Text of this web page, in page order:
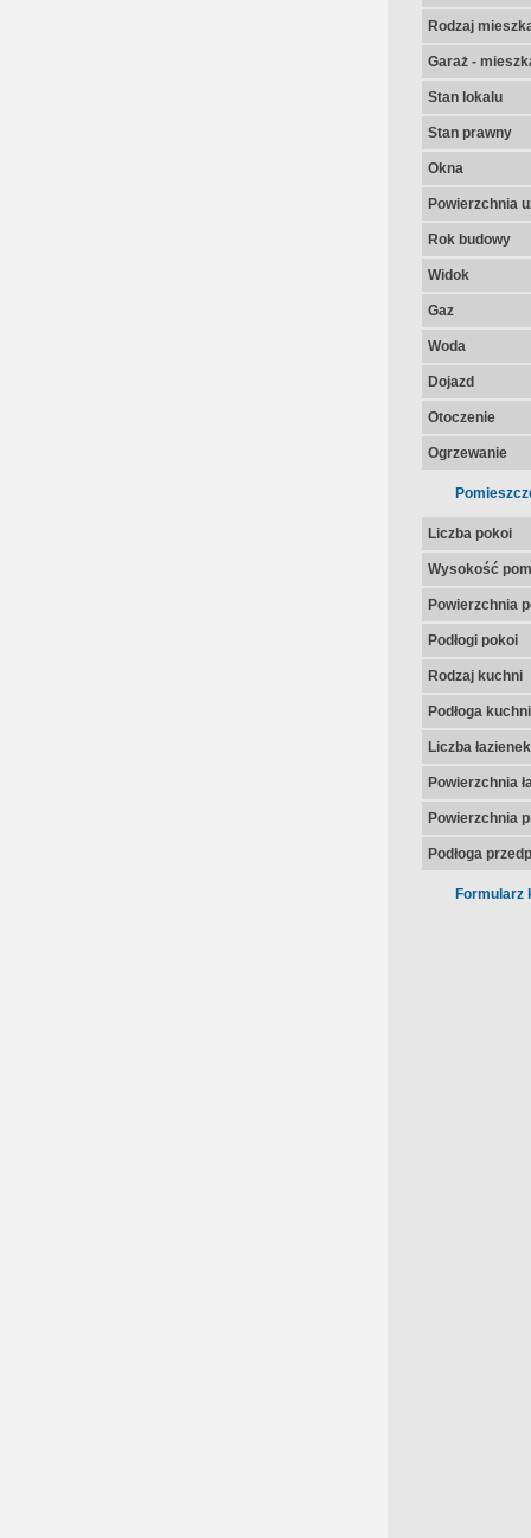
Rodzaj
Garaż -
Stan lokalu
Stan prawny
Okna
Powierzchnia
Rok budowy
Widok
Gaz
Woda
Dojazd
Otoczenie
Ogrzewanie
Liczba pokoi
Wysokość
Powierzchnia
Podłogi pokoi
Rodzaj kuchni
Podłoga kuchni
Liczba łazienek
Powierzchnia
Powierzchnia
Podłoga
Formularz